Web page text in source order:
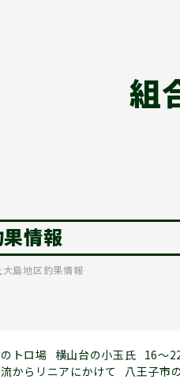
組
情報
大島地区釣果情報
トロ場 横山台の小玉氏 16～
からリニアにかけて 八王子市